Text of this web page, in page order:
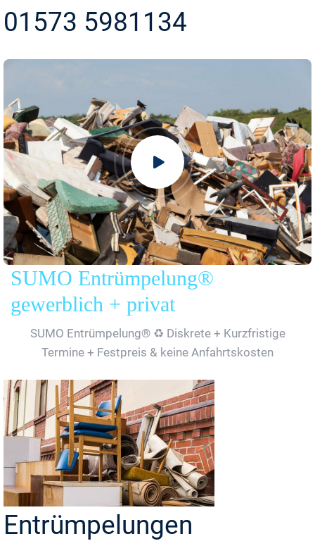
01573 5981134
SUMO Entrümpelung®
gewerblich + privat
SUMO Entrümpelung® ♻️ Diskrete + Kurzfristige
Termine + Festpreis & keine Anfahrtskosten
Entrümpelungen